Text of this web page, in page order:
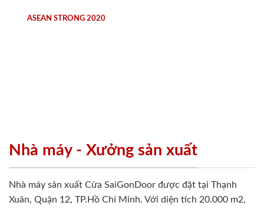
ASEAN STRONG 2020
Nhà máy - Xưởng sản xuất
Nhà máy sản xuất Cửa SaiGonDoor được đặt tại Thạnh
Xuân, Quận 12, TP.Hồ Chí Minh. Với diện tích 20.000 m2,